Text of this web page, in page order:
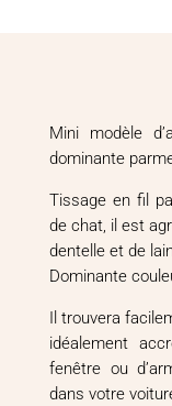
Mini modèle
dominante
Tissage en fil
de chat, il est
dentelle et de
Dominante
Il trouvera
idéalement
fenêtre ou
dans votre